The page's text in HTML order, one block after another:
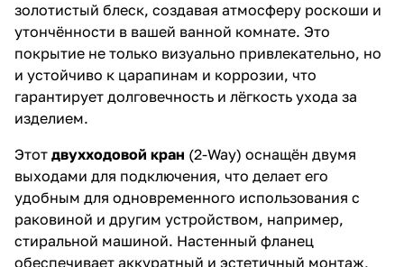
золотистый блеск, создавая атмосферу роскоши и
утончённости в вашей ванной комнате. Это
покрытие не только визуально привлекательно, но
и устойчиво к царапинам и коррозии, что
гарантирует долговечность и лёгкость ухода за
изделием.
Этот двухходовой кран (2-Way) оснащён двумя
выходами для подключения, что делает его
удобным для одновременного использования с
раковиной и другим устройством, например,
стиральной машиной. Настенный фланец
обеспечивает аккуратный и эстетичный монтаж,